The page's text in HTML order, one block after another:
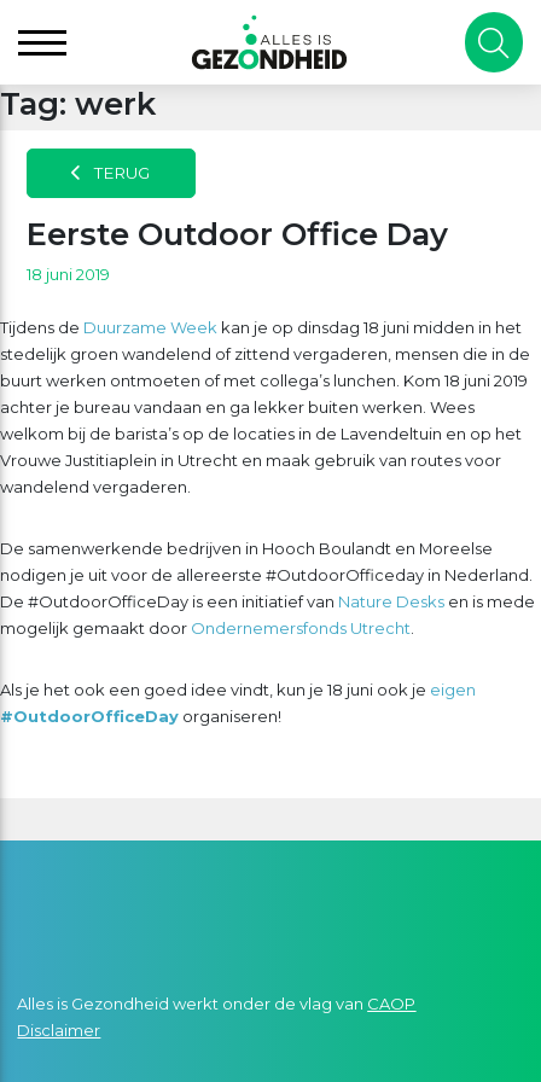
Tag: werk
TERUG
Eerste Outdoor Office Day
18 juni 2019
Tijdens de Duurzame Week kan je op dinsdag 18 juni midden in het
stedelijk groen wandelend of zittend vergaderen, mensen die in de
buurt werken ontmoeten of met collega’s lunchen. Kom 18 juni 2019
achter je bureau vandaan en ga lekker buiten werken. Wees
welkom bij de barista’s op de locaties in de Lavendeltuin en op het
Vrouwe Justitiaplein in Utrecht en maak gebruik van routes voor
wandelend vergaderen.
De samenwerkende bedrijven in Hooch Boulandt en Moreelse
nodigen je uit voor de allereerste #OutdoorOfficeday in Nederland.
De #OutdoorOfficeDay is een initiatief van Nature Desks en is mede
mogelijk gemaakt door Ondernemersfonds Utrecht
Als je het ook een goed idee vindt, kun je 18 juni ook je eigen
#OutdoorOfficeDay organiseren!
Alles is Gezondheid werkt onder de vlag van CAOP
Disclaimer